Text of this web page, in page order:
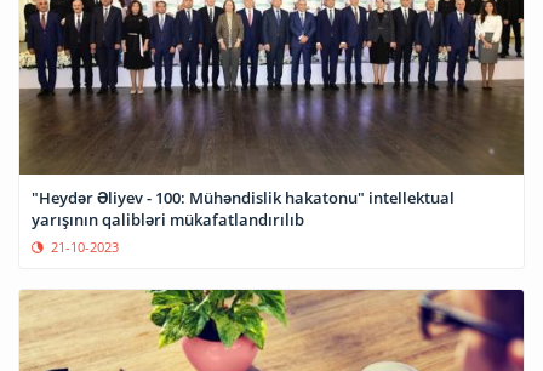
"Heydər Əliyev - 100: Mühəndislik hakatonu" intellektual
yarışının qalibləri mükafatlandırılıb
21-10-2023